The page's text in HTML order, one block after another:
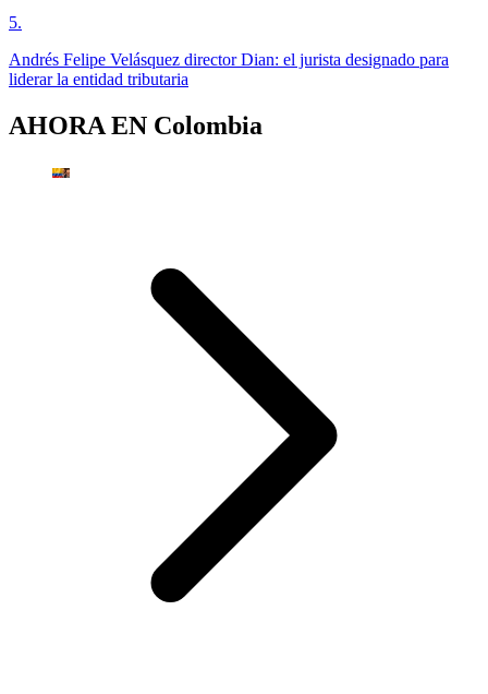
5.
Andrés Felipe Velásquez director Dian: el jurista designado para
liderar la entidad tributaria
AHORA EN Colombia